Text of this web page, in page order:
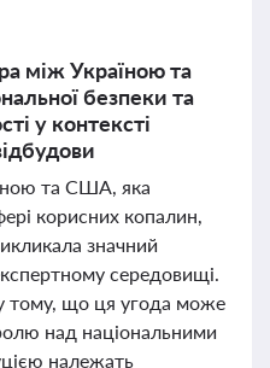
між Україною та
безпеки та
у контексті
та США, яка
корисних копалин,
значний
середовищі.
тому, що ця угода може
над національними
належать